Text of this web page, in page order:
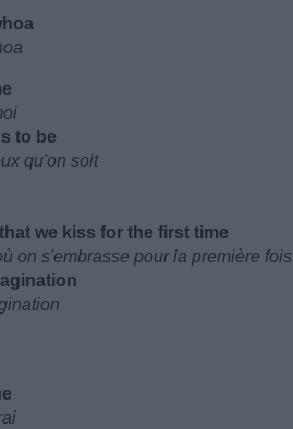
to be
qu'on soit
we kiss for the first time
on s'embrasse pour la première fois